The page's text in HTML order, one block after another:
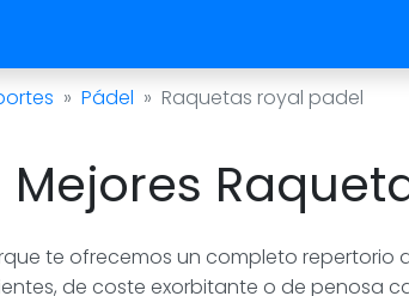
Pádel Raquetas royal padel
Mejores
te ofrecemos un completo repertorio
de coste exorbitante o de penosa